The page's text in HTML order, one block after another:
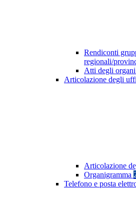
Rendiconti
regionali/
Atti degli
Articolazione degli
Articolazione
Organigramma
Telefono e posta